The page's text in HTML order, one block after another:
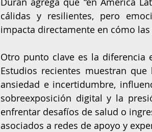
cálidas y resilientes, pero
impacta directamente en cómo
Otro punto clave es la diferencia
Estudios recientes muestran
ansiedad e incertidumbre,
sobreexposición digital y la
enfrentar desafíos de salud o
asociados a redes de apoyo y